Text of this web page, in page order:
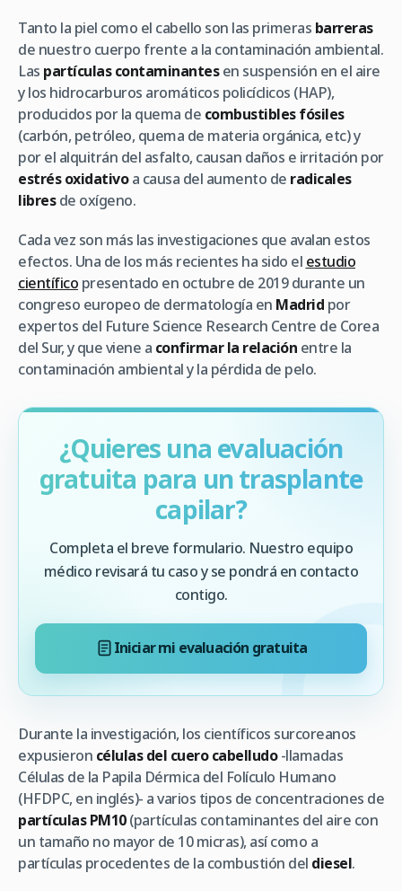
Tanto la piel como el cabello son las primeras barreras
de nuestro cuerpo frente a la contaminación ambiental.
Las partículas contaminantesen suspensión en el aire
y los hidrocarburos aromáticos policíclicos (HAP),
producidos por la quema de combustibles fósiles
(carbón, petróleo, quema de materia orgánica, etc) y
por el alquitrán del asfalto, causan daños e irritación por
estrés oxidativoa causa del aumento de radicales
libresde oxígeno.
Cada vez son más las investigaciones que avalan estos
efectos. Una de los más recientes ha sido el estudio
científico presentado en octubre de 2019 durante un
congreso europeo de dermatología en Madrid por
expertos del Future Science Research Centre de Corea
del Sur, y que viene a confirmar la relación entre la
contaminación ambiental y la pérdida de pelo.
¿Quieres una evaluación
gratuita para un trasplante
capilar?
Completa el breve formulario. Nuestro equipo
médico revisará tu caso y se pondrá en contacto
contigo.
Iniciar mi evaluación gratuita
Durante la investigación, los científicos surcoreanos
expusieron células del cuero cabelludo-llamadas
Células de la Papila Dérmica del Folículo Humano
(HFDPC, en inglés)- a varios tipos de concentraciones de
partículas PM10(partículas contaminantes del aire con
un tamaño no mayor de 10 micras), así como a
partículas procedentes de la combustión del diesel.